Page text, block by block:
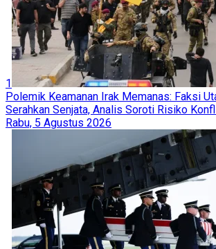
1
Polemik Keamanan Irak Memanas: Faksi
Serahkan Senjata, Analis Soroti Risiko
Rabu, 5 Agustus 2026